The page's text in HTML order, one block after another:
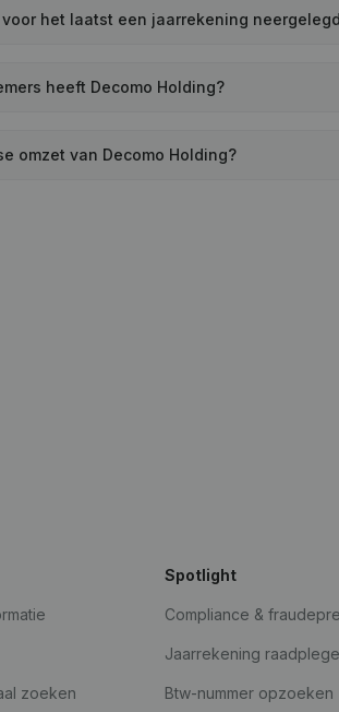
het laatst een jaarrekening
heeft Decomo Holding?
omzet van Decomo Holding?
zoeken
Spotlight
Compliance &
Jaarrekening
Btw-nummer opzoeken